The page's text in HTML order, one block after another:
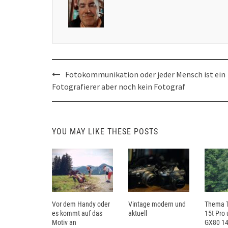
Post
navigation
Fotokommunikation oder jeder Mensch ist ein
Fotografierer aber noch kein Fotograf
YOU MAY LIKE THESE POSTS
Vor dem Handy oder
es kommt auf das
Motiv an
Vintage modern und
aktuell
Thema
15t Pro
GX80